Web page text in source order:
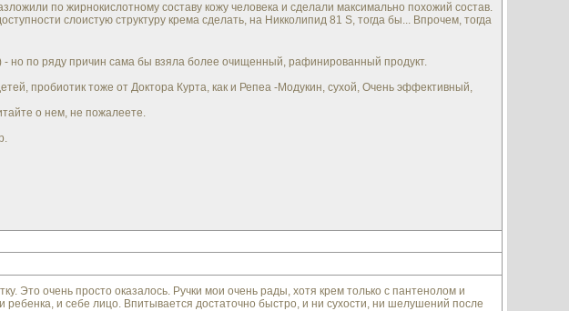
по жирнокислотному составу кожу человека и сделали максимально похожий состав.
слоистую структуру крема сделать, на Никколипид 81 S, тогда бы... Впрочем, тогда
но по ряду причин сама бы взяла более очищенный, рафинированный продукт.
пробиотик тоже от Доктора Курта, как и Репеа -Модукин, сухой, Очень эффективный,
о нем, не пожалеете.
Это очень просто оказалось. Ручки мои очень рады, хотя крем только с пантенолом и
и себе лицо. Впитывается достаточно быстро, и ни сухости, ни шелушений после